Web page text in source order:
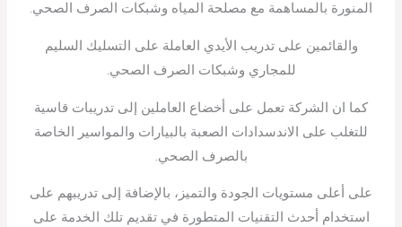
المنورة بالمساهمة مع مصلحة المياه وشبكات الصرف الصحي.
والقائمين على تدريب الأيدي العاملة على التسليك السليم
للمجاري وشبكات الصرف الصحي.
كما ان الشركة تعمل على أخضاع العاملين إلى تدريبات قاسية
للتغلب على الاندسدادات الصعبة بالبيارات والمواسير الخاصة
بالصرف الصحي.
على أعلى مستويات الجودة والتميز، بالإضافة إلى تدريبهم على
استخدام أحدث التقنيات المتطورة في تقديم تلك الخدمة على